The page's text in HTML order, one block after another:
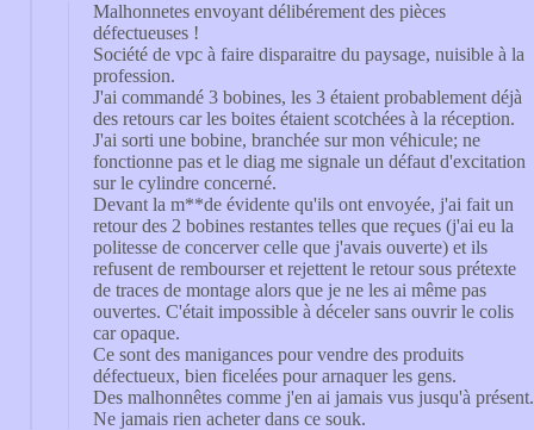
Malhonnetes envoyant délibérement des pièces
défectueuses !
Société de vpc à faire disparaitre du paysage, nuisible à la
profession.
J'ai commandé 3 bobines, les 3 étaient probablement déjà
des retours car les boites étaient scotchées à la réception.
J'ai sorti une bobine, branchée sur mon véhicule; ne
fonctionne pas et le diag me signale un défaut d'excitation
sur le cylindre concerné.
Devant la m**de évidente qu'ils ont envoyée, j'ai fait un
retour des 2 bobines restantes telles que reçues (j'ai eu la
politesse de concerver celle que j'avais ouverte) et ils
refusent de rembourser et rejettent le retour sous prétexte
de traces de montage alors que je ne les ai même pas
ouvertes. C'était impossible à déceler sans ouvrir le colis
car opaque.
Ce sont des manigances pour vendre des produits
défectueux, bien ficelées pour arnaquer les gens.
Des malhonnêtes comme j'en ai jamais vus jusqu'à présent.
Ne jamais rien acheter dans ce souk.